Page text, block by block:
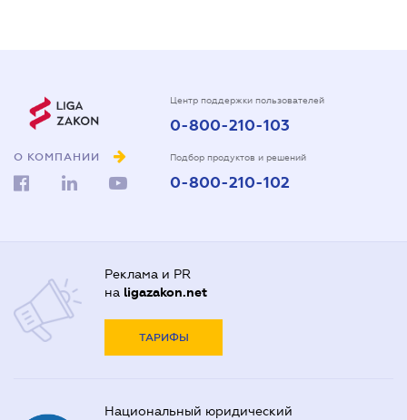
О КОМПАНИИ
Центр поддержки пользователей
0-800-210-103
Подбор продуктов и решений
0-800-210-102
Реклама и PR
на ligazakon.net
ТАРИФЫ
Национальный юридический